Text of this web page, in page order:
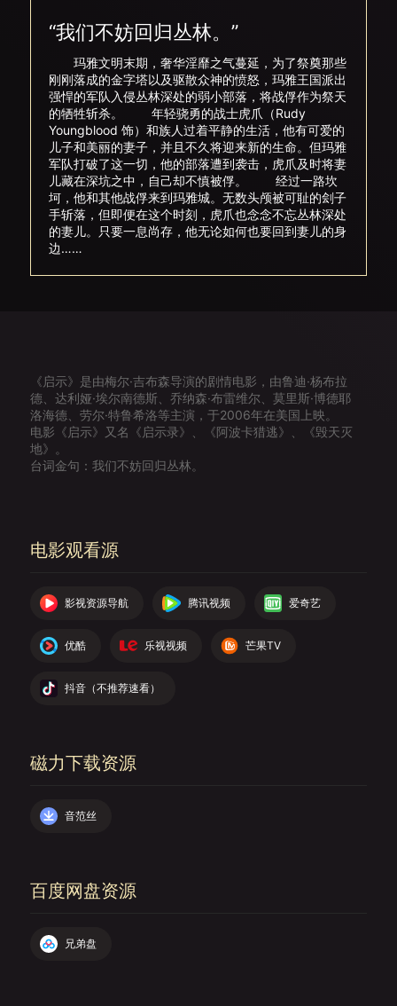
“我们不妨回归丛林。”
玛雅文明末期，奢华淫靡之气蔓延，为了祭奠那些
刚刚落成的金字塔以及驱散众神的愤怒，玛雅王国派出
强悍的军队入侵丛林深处的弱小部落，将战俘作为祭天
的牺牲斩杀。 年轻骁勇的战士虎爪（Rudy
Youngblood 饰）和族人过着平静的生活，他有可爱的
儿子和美丽的妻子，并且不久将迎来新的生命。但玛雅
军队打破了这一切，他的部落遭到袭击，虎爪及时将妻
儿藏在深坑之中，自己却不慎被俘。 经过一路坎
坷，他和其他战俘来到玛雅城。无数头颅被可耻的刽子
手斩落，但即便在这个时刻，虎爪也念念不忘丛林深处
的妻儿。只要一息尚存，他无论如何也要回到妻儿的身
边……
《启示》是由梅尔·吉布森导演的剧情电影，由鲁迪·杨布拉
德、达利娅·埃尔南德斯、乔纳森·布雷维尔、莫里斯·博德耶
洛海德、劳尔·特鲁希洛等主演，于2006年在美国上映。
电影《启示》又名《启示录》、《阿波卡猎逃》、《毁天灭
地》。
台词金句：我们不妨回归丛林。
电影观看源
影视资源导航 腾讯视频 爱奇艺
优酷 乐视视频 芒果TV
抖音（不推荐速看）
磁力下载资源
音范丝
百度网盘资源
兄弟盘